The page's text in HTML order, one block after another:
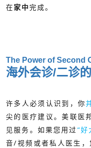
在家中完成。
The Power of Second
海外会诊/二诊
许多人必须认识到，你
尖的医疗建议。美联医
见服务。 如果您用过 “好
音/视频或者私人医生